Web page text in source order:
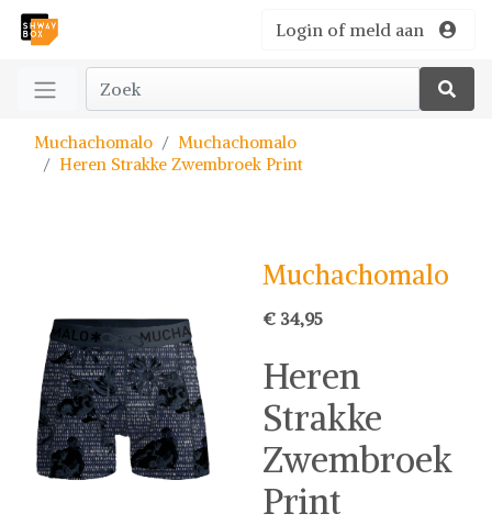
Login of meld aan
Muchachomalo
Muchachomalo
Heren Strakke Zwembroek Print
Muchachomalo
€ 34,95
Heren
Strakke
Zwembroek
Print